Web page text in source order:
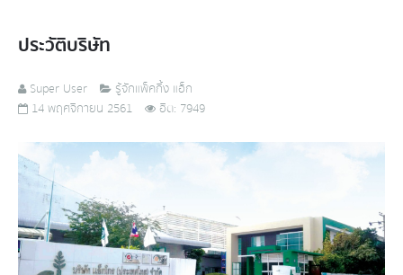
ประวัติบริษัท
Super User
รู้จักแพ็คกิ้ง แอ็ก
14 พฤศจิกายน 2561
ฮิต: 7949